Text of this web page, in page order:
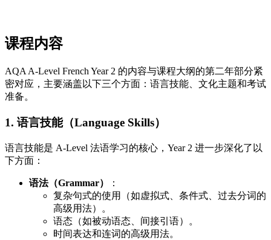
课程内容
AQA A-Level French Year 2 的内容与课程大纲的第二年部分紧
密对应，主要涵盖以下三个方面：语言技能、文化主题和考试
准备。
1. 语言技能（Language Skills）
语言技能是 A-Level 法语学习的核心，Year 2 进一步深化了以
下方面：
语法（Grammar）
：
复杂句式的使用（如虚拟式、条件式、过去分词的
高级用法）。
语态（如被动语态、间接引语）。
时间表达和连词的高级用法。